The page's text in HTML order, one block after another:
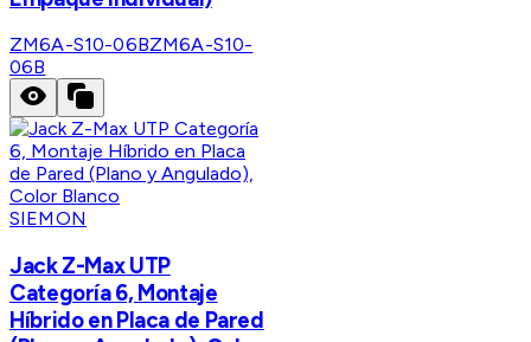
ZM6A-S10-06BZM6A-S10-
06B
SIEMON
Jack Z-Max UTP
Categoría 6, Montaje
Híbrido en Placa de Pared